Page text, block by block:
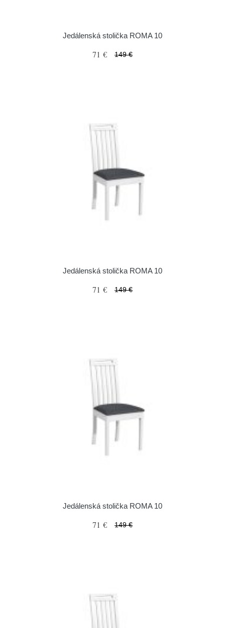
Jedálenská stolička ROMA 10
71 € 149 €
Jedálenská stolička ROMA 10
71 € 149 €
Jedálenská stolička ROMA 10
71 € 149 €